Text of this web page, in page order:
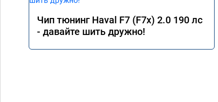
Чип тюнинг Haval F7 (F7x) 2.0 190 лс
- давайте шить дружно!